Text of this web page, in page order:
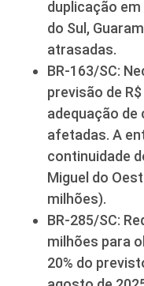
duplicação
do Sul,
atrasadas.
BR-163/SC:
previsão de
adequação de
afetadas. A
continuidade
Miguel do
milhões).
BR-285/SC:
milhões para
20% do